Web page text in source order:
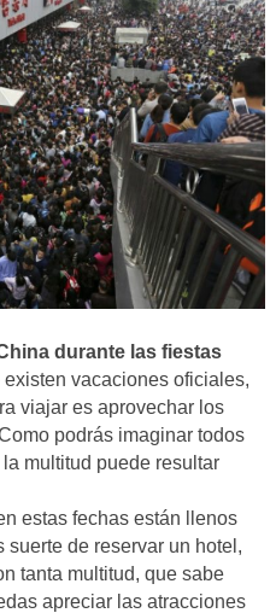
durante las fiestas
existen vacaciones oficiales,
viajar es aprovechar los
podrás imaginar todos
multitud puede resultar
estas fechas están llenos
suerte de reservar un hotel,
tanta multitud, que sabe
apreciar las atracciones